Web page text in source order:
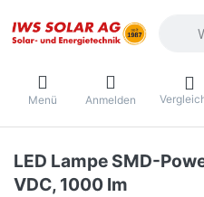
Menü Anmelden
LED Lampe SMD-
VDC, 1000 lm